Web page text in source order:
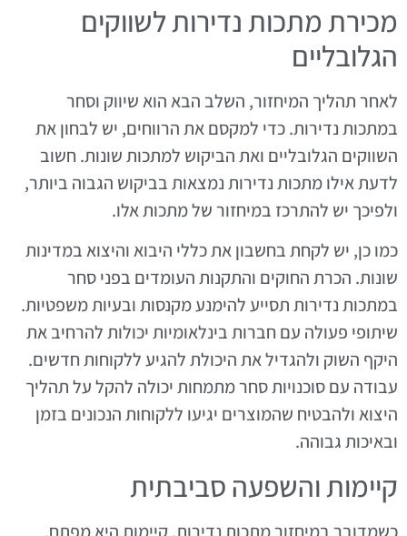
מכירת מתכות נדירות לשווקים
הגלובליים
לאחר תהליך המיחזור, השלב הבא הוא שיווק וסחר
במתכות נדירות. כדי למקסם את הרווחים, יש לבחון את
השווקים הגלובליים ואת הביקוש למתכות שונות. חשוב
לדעת אילו מתכות נדירות נמצאות בביקוש הגבוה ביותר,
ולפיכך יש להתרכז במיחזור של מתכות אלו.
כמו כן, יש לקחת בחשבון את כללי היבוא והיצוא במדינות
שונות. הכרת החוקים והתקנות העומדים בפני סחר
במתכות נדירות תסייע להימנע מקנסות ובעיות משפטיות.
שיתופי פעולה עם חברות בינלאומיות יכולות להרחיב את
היקף השוק ולהגדיל את היכולת להגיע ללקוחות חדשים.
עבודה עם סוכנויות סחר מתמחות יכולה להקל על תהליך
היצוא ולהבטיח שהמוצרים יגיעו ללקוחות הנכונים בזמן
ובאיכות גבוהה.
קיימות והשפעה סביבתית
כשמדובר במיחזור מתכות נדירות, קיימות היא מפתח.